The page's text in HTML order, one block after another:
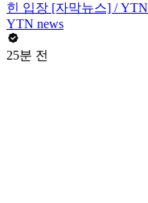
힌 입장 [자막뉴스] / YTN
YTN news
25분 전